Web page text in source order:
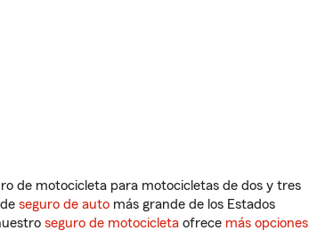
de motocicleta para motocicletas de dos y tres
seguro de auto más grande de los Estados
seguro de motocicleta ofrece más opciones